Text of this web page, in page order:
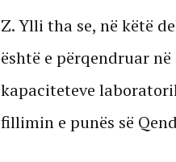
Z. Ylli tha se, në këtë
është e përqendruar
kapaciteteve
fillimin e punës së